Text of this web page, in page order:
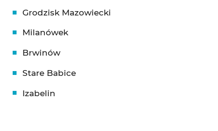
Grodzisk Mazowiecki
Milanówek
Brwinów
Stare Babice
Izabelin